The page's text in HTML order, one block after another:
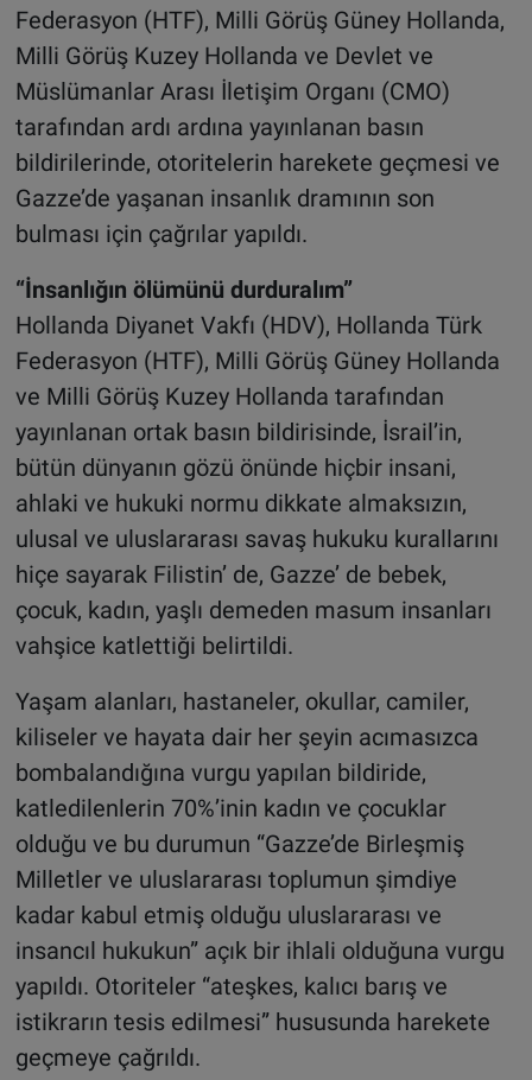
Federasyon (HTF), Milli Görüş Güney Hollanda,
Milli Görüş Kuzey Hollanda ve Devlet ve
Müslümanlar Arası İletişim Organı (CMO)
tarafından ardı ardına yayınlanan basın
bildirilerinde, otoritelerin harekete geçmesi ve
Gazze’de yaşanan insanlık dramının son
bulması için çağrılar yapıldı.
“İnsanlığın ölümünü durduralım”
Hollanda Diyanet Vakfı (HDV), Hollanda Türk
Federasyon (HTF), Milli Görüş Güney Hollanda
ve Milli Görüş Kuzey Hollanda tarafından
yayınlanan ortak basın bildirisinde, İsrail’in,
bütün dünyanın gözü önünde hiçbir insani,
ahlaki ve hukuki normu dikkate almaksızın,
ulusal ve uluslararası savaş hukuku kurallarını
hiçe sayarak Filistin’ de, Gazze’ de bebek,
çocuk, kadın, yaşlı demeden masum insanları
vahşice katlettiği belirtildi.
Yaşam alanları, hastaneler, okullar, camiler,
kiliseler ve hayata dair her şeyin acımasızca
bombalandığına vurgu yapılan bildiride,
katledilenlerin 70%’inin kadın ve çocuklar
olduğu ve bu durumun “Gazze’de Birleşmiş
Milletler ve uluslararası toplumun şimdiye
kadar kabul etmiş olduğu uluslararası ve
insancıl hukukun” açık bir ihlali olduğuna vurgu
yapıldı. Otoriteler “ateşkes, kalıcı barış ve
istikrarın tesis edilmesi” hususunda harekete
geçmeye çağrıldı.